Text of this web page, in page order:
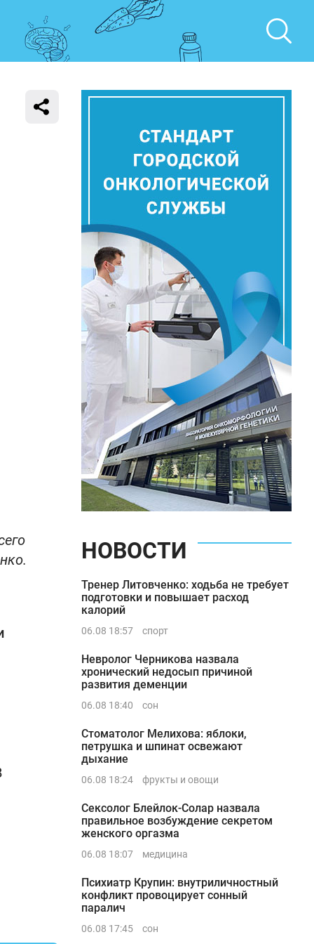
НОВОСТИ
Тренер Литовченко: ходьба не требует
подготовки и повышает расход
калорий
06.08 18:57 спорт
Невролог Черникова назвала
хронический недосып причиной
развития деменции
06.08 18:40 сон
Стоматолог Мелихова: яблоки,
петрушка и шпинат освежают
дыхание
06.08 18:24 фрукты и овощи
Сексолог Блейлок-Солар назвала
правильное возбуждение секретом
женского оргазма
06.08 18:07 медицина
Психиатр Крупин: внутриличностный
конфликт провоцирует сонный
паралич
06.08 17:45 сон